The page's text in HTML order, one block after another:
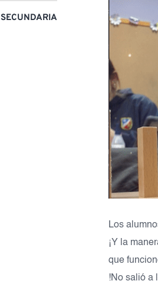
SECUNDARIA
Los
¡Y la
que
!No salió a